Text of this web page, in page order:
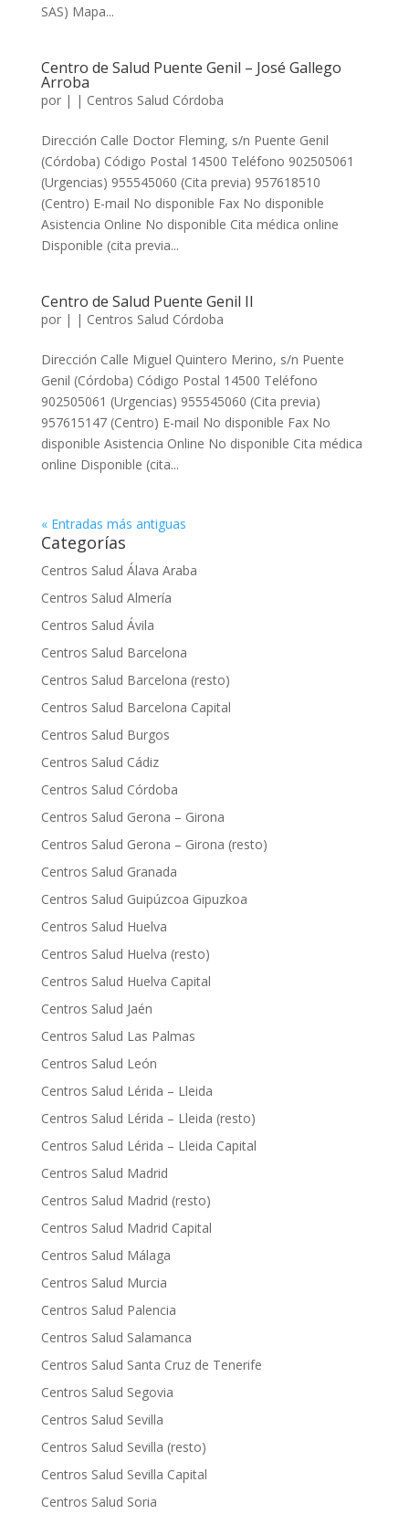
SAS) Mapa...
Centro de Salud Puente Genil – José Gallego
Arroba
por | | Centros Salud Córdoba
Dirección Calle Doctor Fleming, s/n Puente Genil
(Córdoba) Código Postal 14500 Teléfono 902505061
(Urgencias) 955545060 (Cita previa) 957618510
(Centro) E-mail No disponible Fax No disponible
Asistencia Online No disponible Cita médica online
Disponible (cita previa...
Centro de Salud Puente Genil II
por | | Centros Salud Córdoba
Dirección Calle Miguel Quintero Merino, s/n Puente
Genil (Córdoba) Código Postal 14500 Teléfono
902505061 (Urgencias) 955545060 (Cita previa)
957615147 (Centro) E-mail No disponible Fax No
disponible Asistencia Online No disponible Cita médica
online Disponible (cita...
« Entradas más antiguas
Categorías
Centros Salud Álava Araba
Centros Salud Almería
Centros Salud Ávila
Centros Salud Barcelona
Centros Salud Barcelona (resto)
Centros Salud Barcelona Capital
Centros Salud Burgos
Centros Salud Cádiz
Centros Salud Córdoba
Centros Salud Gerona – Girona
Centros Salud Gerona – Girona (resto)
Centros Salud Granada
Centros Salud Guipúzcoa Gipuzkoa
Centros Salud Huelva
Centros Salud Huelva (resto)
Centros Salud Huelva Capital
Centros Salud Jaén
Centros Salud Las Palmas
Centros Salud León
Centros Salud Lérida – Lleida
Centros Salud Lérida – Lleida (resto)
Centros Salud Lérida – Lleida Capital
Centros Salud Madrid
Centros Salud Madrid (resto)
Centros Salud Madrid Capital
Centros Salud Málaga
Centros Salud Murcia
Centros Salud Palencia
Centros Salud Salamanca
Centros Salud Santa Cruz de Tenerife
Centros Salud Segovia
Centros Salud Sevilla
Centros Salud Sevilla (resto)
Centros Salud Sevilla Capital
Centros Salud Soria